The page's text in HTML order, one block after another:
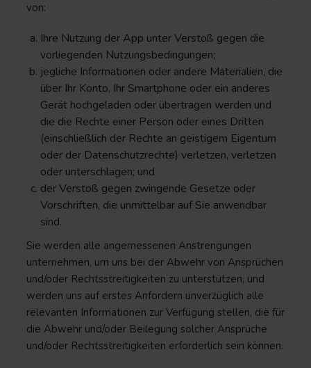
von:
Ihre Nutzung der App unter Verstoß gegen die
vorliegenden Nutzungsbedingungen;
jegliche Informationen oder andere Materialien, die
über Ihr Konto, Ihr Smartphone oder ein anderes
Gerät hochgeladen oder übertragen werden und
die die Rechte einer Person oder eines Dritten
(einschließlich der Rechte an geistigem Eigentum
oder der Datenschutzrechte) verletzen, verletzen
oder unterschlagen; und
der Verstoß gegen zwingende Gesetze oder
Vorschriften, die unmittelbar auf Sie anwendbar
sind.
Sie werden alle angemessenen Anstrengungen
unternehmen, um uns bei der Abwehr von Ansprüchen
und/oder Rechtsstreitigkeiten zu unterstützen, und
werden uns auf erstes Anfordern unverzüglich alle
relevanten Informationen zur Verfügung stellen, die für
die Abwehr und/oder Beilegung solcher Ansprüche
und/oder Rechtsstreitigkeiten erforderlich sein können.